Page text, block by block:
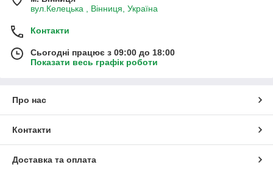
вул.Келецька , Вінниця, Україна
Контакти
Сьогодні працює з 09:00 до 18:00
Показати весь графік роботи
Про нас
Контакти
Доставка та оплата